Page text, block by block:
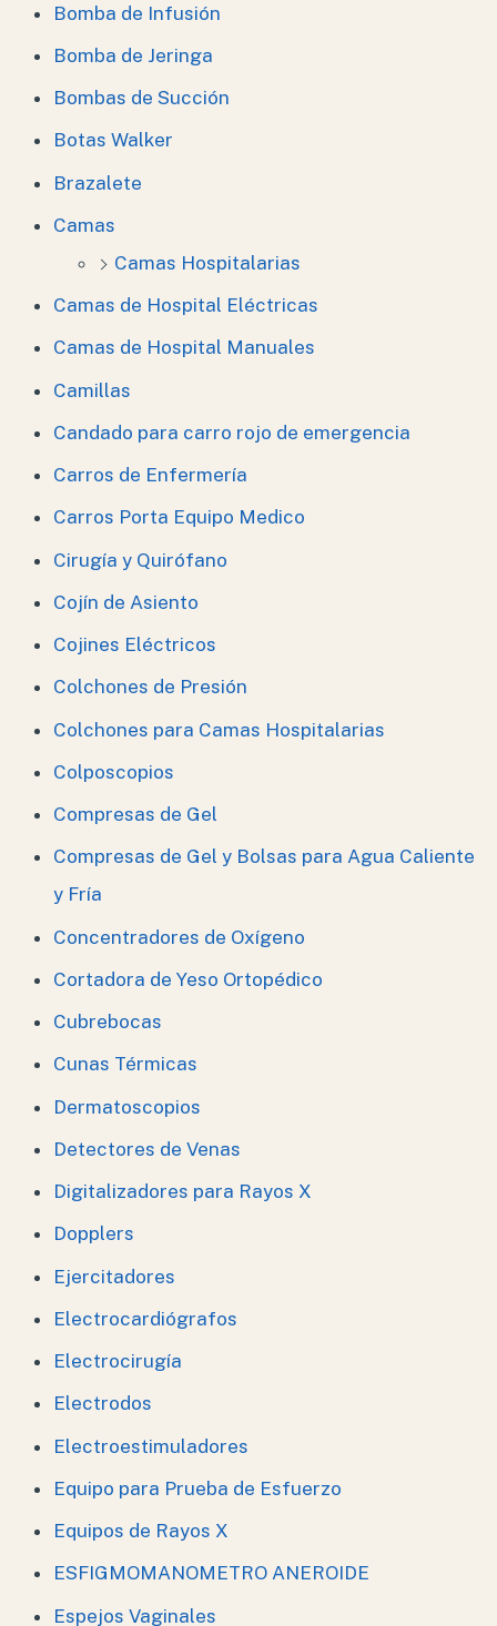
Bomba de Infusión
Bomba de Jeringa
Bombas de Succión
Botas Walker
Brazalete
Camas
Camas Hospitalarias
Camas de Hospital Eléctricas
Camas de Hospital Manuales
Camillas
Candado para carro rojo de emergencia
Carros de Enfermería
Carros Porta Equipo Medico
Cirugía y Quirófano
Cojín de Asiento
Cojines Eléctricos
Colchones de Presión
Colchones para Camas Hospitalarias
Colposcopios
Compresas de Gel
Compresas de Gel y Bolsas para Agua Caliente
y Fría
Concentradores de Oxígeno
Cortadora de Yeso Ortopédico
Cubrebocas
Cunas Térmicas
Dermatoscopios
Detectores de Venas
Digitalizadores para Rayos X
Dopplers
Ejercitadores
Electrocardiógrafos
Electrocirugía
Electrodos
Electroestimuladores
Equipo para Prueba de Esfuerzo
Equipos de Rayos X
ESFIGMOMANOMETRO ANEROIDE
Espejos Vaginales